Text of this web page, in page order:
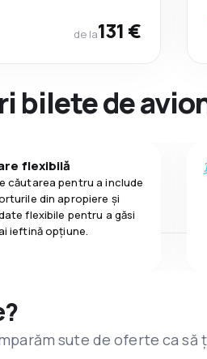
de la131 €
bilete de
flexibilă
căutarea pentru a include
din apropiere și
flexibile pentru a găsi
ieftină opțiune.
sute de oferte ca să